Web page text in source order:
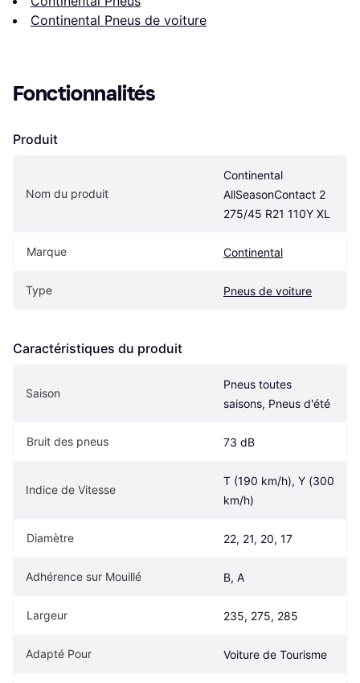
Continental Pneus de voiture
Fonctionnalités
Produit
Nom du produit
Continental
AllSeasonContact 2
275/45 R21 110Y XL
Marque Continental
Type Pneus de voiture
Caractéristiques du produit
Saison
Pneus toutes
saisons, Pneus d'été
Bruit des pneus 73 dB
Indice de Vitesse
T (190 km/h), Y (300
km/h)
Diamètre 22, 21, 20, 17
Adhérence sur Mouillé B, A
Largeur 235, 275, 285
Adapté Pour Voiture de Tourisme